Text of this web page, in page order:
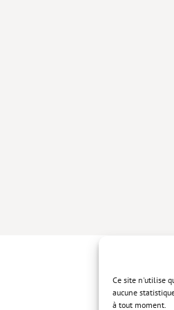
Ce site n'utilise
aucune
à tout moment.
Politique de